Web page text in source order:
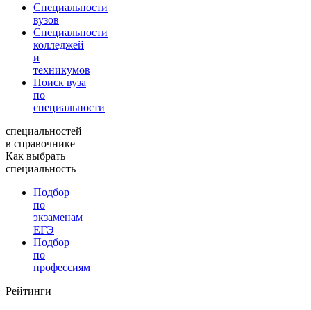
Специальности
вузов
Специальности
колледжей
и
техникумов
Поиск вуза
по
специальности
специальностей
в справочнике
Как выбрать
специальность
Подбор
по
экзаменам
ЕГЭ
Подбор
по
профессиям
Рейтинги